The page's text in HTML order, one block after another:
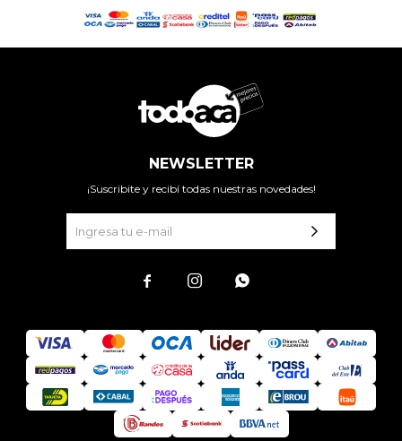
NEWSLETTER
¡Suscribite y recibí todas nuestras novedades!
  